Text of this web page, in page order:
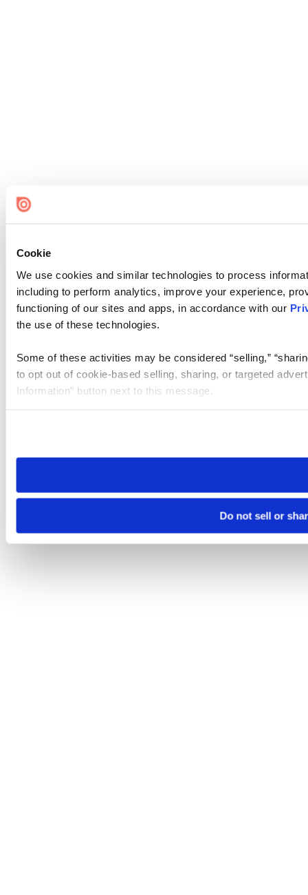
Cookie
We use cookies and similar technologies to process
including to perform analytics, improve your experience,
functioning of our sites and apps, in accordance with our
the use of these technologies.
Some of these activities may be considered “selling,”
to opt out of cookie-based selling, sharing, or targeted
Information” button next to this message.
need to be set again.
Do not sell or